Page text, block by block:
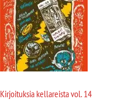
Kirjoituksia kellareista vol. 14